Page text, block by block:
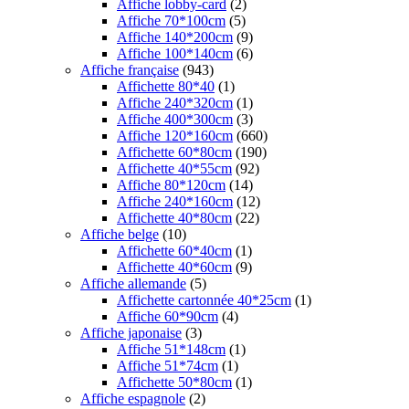
Affiche lobby-card (2)
Affiche 70*100cm (5)
Affiche 140*200cm (9)
Affiche 100*140cm (6)
Affiche française (943)
Affichette 80*40 (1)
Affiche 240*320cm (1)
Affiche 400*300cm (3)
Affiche 120*160cm (660)
Affichette 60*80cm (190)
Affichette 40*55cm (92)
Affiche 80*120cm (14)
Affiche 240*160cm (12)
Affichette 40*80cm (22)
Affiche belge (10)
Affichette 60*40cm (1)
Affichette 40*60cm (9)
Affiche allemande (5)
Affichette cartonnée 40*25cm (1)
Affiche 60*90cm (4)
Affiche japonaise (3)
Affiche 51*148cm (1)
Affiche 51*74cm (1)
Affichette 50*80cm (1)
Affiche espagnole (2)